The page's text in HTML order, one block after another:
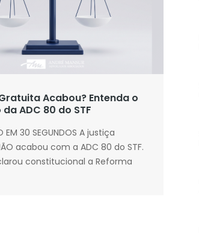
Acabou? Entenda o
ADC 80 do STF
EM 30 SEGUNDOS A justiça
acabou com a ADC 80 do STF.
constitucional a Reforma